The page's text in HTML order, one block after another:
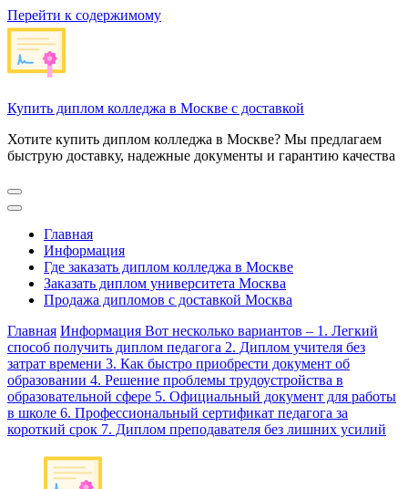
Перейти к содержимому
Купить диплом колледжа в Москве с доставкой
Хотите купить диплом колледжа в Москве? Мы предлагаем
быструю доставку, надежные документы и гарантию качества
Главная
Информация
Где заказать диплом колледжа в Москве
Заказать диплом университета Москва
Продажа дипломов с доставкой Москва
Главная Информация Вот несколько вариантов – 1. Легкий
способ получить диплом педагога 2. Диплом учителя без
затрат времени 3. Как быстро приобрести документ об
образовании 4. Решение проблемы трудоустройства в
образовательной сфере 5. Официальный документ для работы
в школе 6. Профессиональный сертификат педагога за
короткий срок 7. Диплом преподавателя без лишних усилий